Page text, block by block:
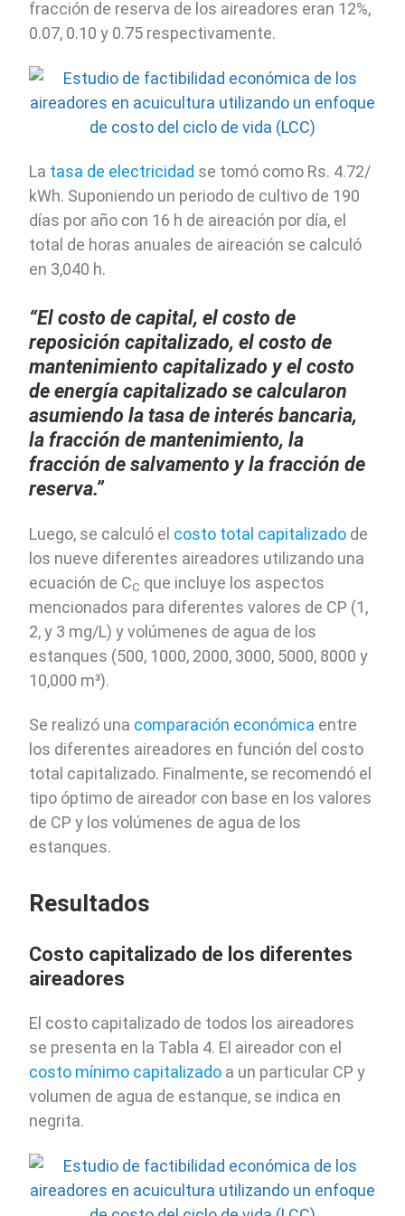
fracción de reserva de los aireadores eran 12%,
0.07, 0.10 y 0.75 respectivamente.
La tasa de electricidad se tomó como Rs. 4.72/
kWh. Suponiendo un periodo de cultivo de 190
días por año con 16 h de aireación por día, el
total de horas anuales de aireación se calculó
en 3,040 h.
“El costo de capital, el costo de
reposición capitalizado, el costo de
mantenimiento capitalizado y el costo
de energía capitalizado se calcularon
asumiendo la tasa de interés bancaria,
la fracción de mantenimiento, la
fracción de salvamento y la fracción de
reserva.”
Luego, se calculó el costo total capitalizado de
los nueve diferentes aireadores utilizando una
ecuación de CC que incluye los aspectos
mencionados para diferentes valores de CP (1,
2, y 3 mg/L) y volúmenes de agua de los
estanques (500, 1000, 2000, 3000, 5000, 8000 y
10,000 m³).
Se realizó una comparación económica entre
los diferentes aireadores en función del costo
total capitalizado. Finalmente, se recomendó el
tipo óptimo de aireador con base en los valores
de CP y los volúmenes de agua de los
estanques.
Resultados
Costo capitalizado de los diferentes
aireadores
El costo capitalizado de todos los aireadores
se presenta en la Tabla 4. El aireador con el
costo mínimo capitalizado a un particular CP y
volumen de agua de estanque, se indica en
negrita.